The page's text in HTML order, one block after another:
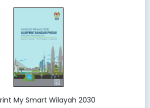
My Smart Wilayah 2030